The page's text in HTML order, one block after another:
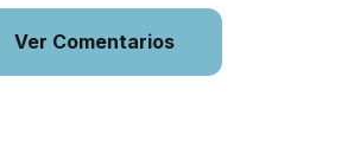
Ver Comentarios